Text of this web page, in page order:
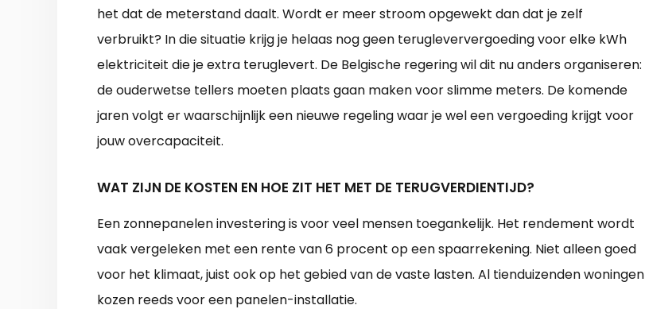
het dat de meterstand daalt. Wordt er meer stroom opgewekt dan dat je zelf
verbruikt? In die situatie krijg je helaas nog geen terugleververgoeding voor elke kWh
elektriciteit die je extra teruglevert. De Belgische regering wil dit nu anders organiseren:
de ouderwetse tellers moeten plaats gaan maken voor slimme meters. De komende
jaren volgt er waarschijnlijk een nieuwe regeling waar je wel een vergoeding krijgt voor
jouw overcapaciteit.
WAT ZIJN DE KOSTEN EN HOE ZIT HET MET DE TERUGVERDIENTIJD?
Een zonnepanelen investering is voor veel mensen toegankelijk. Het rendement wordt
vaak vergeleken met een rente van 6 procent op een spaarrekening. Niet alleen goed
voor het klimaat, juist ook op het gebied van de vaste lasten. Al tienduizenden woningen
kozen reeds voor een panelen-installatie.